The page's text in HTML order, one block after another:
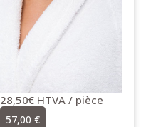
28,50€ HTVA / pièce
57,00 €